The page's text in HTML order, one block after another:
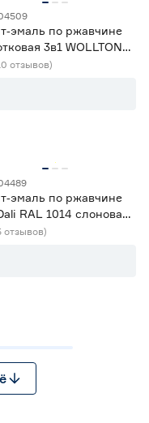
по ржавчине
3в1 WOLLTON
черная 1,9 кг
отзывов)
по ржавчине
RAL 1014 слоновая
0,75 л
отзывов)